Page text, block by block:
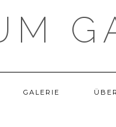
GALERIE